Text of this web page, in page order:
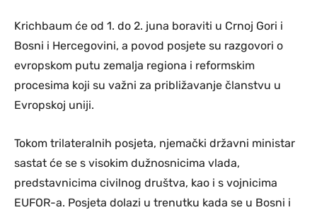
Krichbaum će od 1. do 2. juna boraviti u Crnoj Gori i
Bosni i Hercegovini, a povod posjete su razgovori o
evropskom putu zemalja regiona i reformskim
procesima koji su važni za približavanje članstvu u
Evropskoj uniji.
Tokom trilateralnih posjeta, njemački državni ministar
sastat će se s visokim dužnosnicima vlada,
predstavnicima civilnog društva, kao i s vojnicima
EUFOR-a. Posjeta dolazi u trenutku kada se u Bosni i